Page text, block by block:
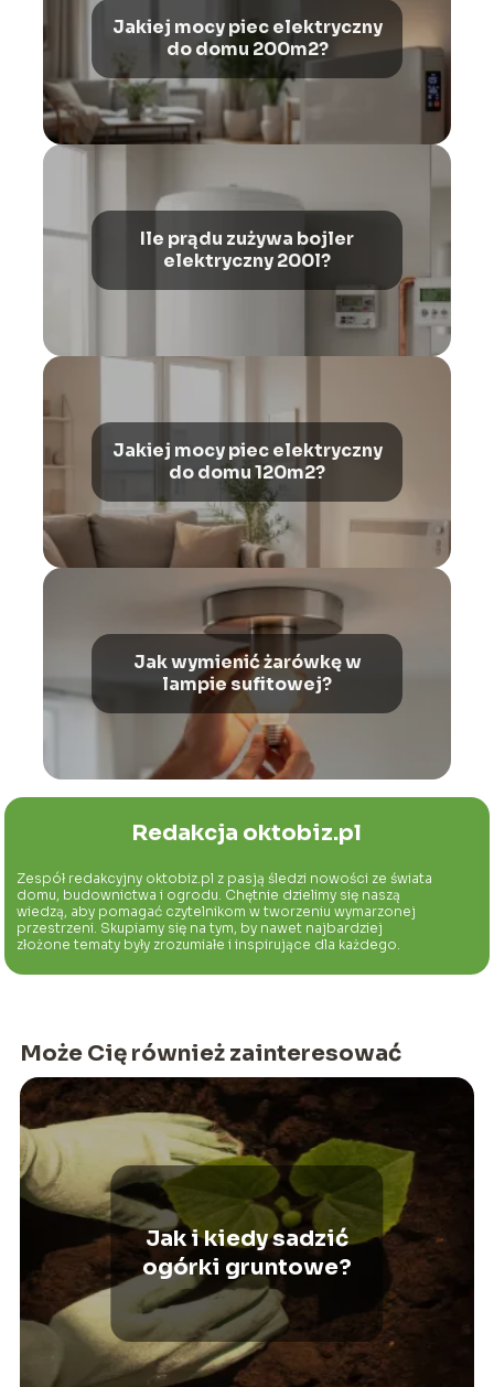
Jakiej mocy piec elektryczny
do domu 200m2?
Ile prądu zużywa bojler
elektryczny 200l?
Jakiej mocy piec elektryczny
do domu 120m2?
Jak wymienić żarówkę w
lampie sufitowej?
Redakcja oktobiz.pl
Zespół redakcyjny oktobiz.pl z pasją śledzi nowości ze świata
domu, budownictwa i ogrodu. Chętnie dzielimy się naszą
wiedzą, aby pomagać czytelnikom w tworzeniu wymarzonej
przestrzeni. Skupiamy się na tym, by nawet najbardziej
złożone tematy były zrozumiałe i inspirujące dla każdego.
Może Cię również zainteresować
Jak i kiedy sadzić
ogórki gruntowe?